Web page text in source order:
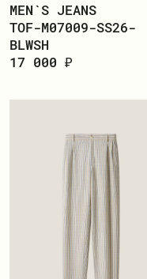
ЗАРЕГИСТРИРОВАТЬСЯ
MEN`S JEANS
TOF-M07009-SS26-
BLWSH
17 000 ₽